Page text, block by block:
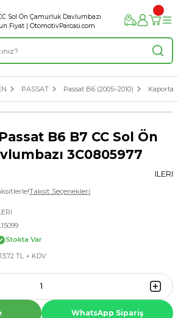
PASSAT Passat B6 (2005–2010) Kaporta
B6 B7 CC Sol Ön
3C0805977
ILERI
Taksit Seçenekleri
Stokta Var
TL + KDV
WhatsApp Sipariş